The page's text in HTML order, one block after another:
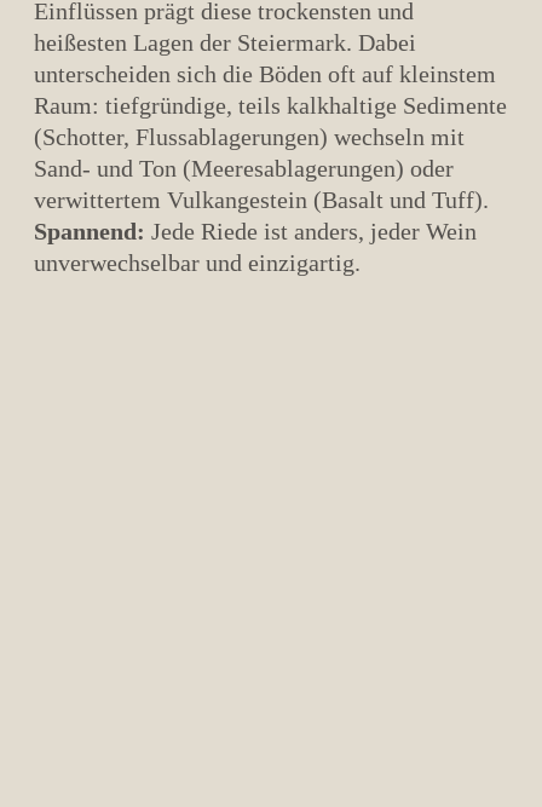
Einflüssen prägt diese trockensten und
heißesten Lagen der Steiermark. Dabei
unterscheiden sich die Böden oft auf kleinstem
Raum: tiefgründige, teils kalkhaltige Sedimente
(Schotter, Flussablagerungen) wechseln mit
Sand- und Ton (Meeresablagerungen) oder
verwittertem Vulkangestein (Basalt und Tuff).
Spannend: Jede Riede ist anders, jeder Wein
unverwechselbar und einzigartig.